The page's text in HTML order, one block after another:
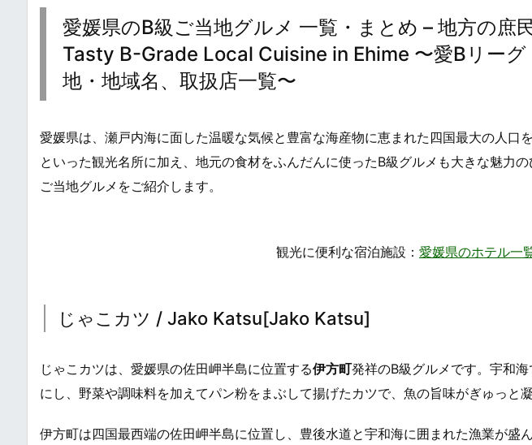
愛媛県のB級ご当地グルメ 一覧・まとめ – 地方の庶
Tasty B-Grade Local Cuisine in Ehime 〜愛Bリー
地・地域名、取扱店一覧〜
愛媛県は、瀬戸内海に面した温暖な気候と豊富な海産物に恵まれた四国最大の人口
といった観光名所に加え、地元の食材をふんだんに使ったB級グルメも大きな魅力
ご当地グルメをご紹介します。
観光に便利な宿泊施設： 愛媛県のホテル一
じゃこカツ / Jako Katsu[Jako Katsu]
じゃこカツは、愛媛県の佐田岬半島に位置する伊方町発祥のB級グルメです。宇和
にし、野菜や調味料を加えてパン粉をまぶして揚げたカツで、魚の旨味がぎゅっと
伊方町は四国最西端の佐田岬半島に位置し、豊後水道と宇和海に囲まれた漁業が盛